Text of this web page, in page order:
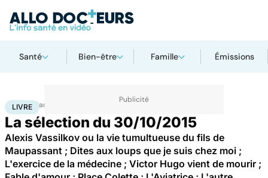
Santé Bien-être Famille Émissions
Accueil Santé
LIVRE
La sélection du 30/10/2015
Alexis Vassilkov ou la vie tumultueuse du fils de
Maupassant ; Dites aux loups que je suis chez moi ;
L'exercice de la médecine ; Victor Hugo vient de mourir ;